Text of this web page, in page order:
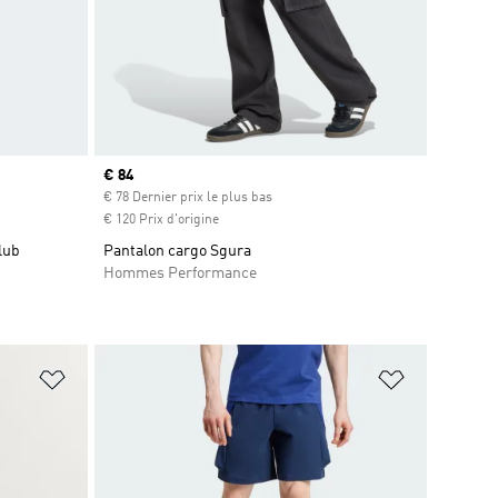
Prix actuel
€ 84
€ 78 Dernier prix le plus bas
€ 120 Prix d'origine
Pantalon cargo Sgura
Hommes Performance
Ajouter à la Liste de produits favoris